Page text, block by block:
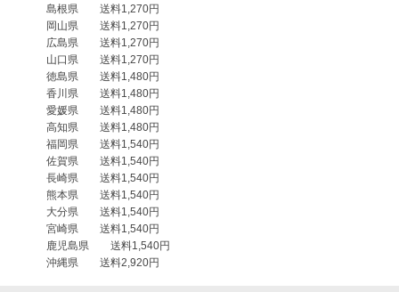
島根県　　送料1,270円
岡山県　　送料1,270円
広島県　　送料1,270円
山口県　　送料1,270円
徳島県　　送料1,480円
香川県　　送料1,480円
愛媛県　　送料1,480円
高知県　　送料1,480円
福岡県　　送料1,540円
佐賀県　　送料1,540円
長崎県　　送料1,540円
熊本県　　送料1,540円
大分県　　送料1,540円
宮崎県　　送料1,540円
鹿児島県　　送料1,540円